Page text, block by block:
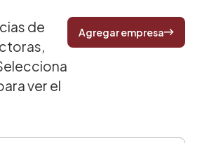
de
ver el
Agregar empresa